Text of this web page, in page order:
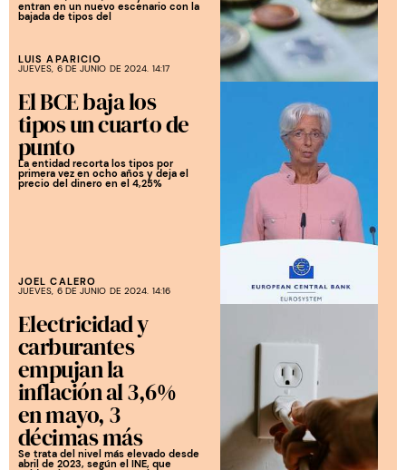
entran en un nuevo escenario con la
bajada de tipos del
LUIS APARICIO
JUEVES, 6 DE JUNIO DE 2024. 14:17
El BCE baja los
tipos un cuarto de
punto
La entidad recorta los tipos por
primera vez en ocho años y deja el
precio del dinero en el 4,25%
JOEL CALERO
JUEVES, 6 DE JUNIO DE 2024. 14:16
Electricidad y
carburantes
empujan la
inflación al 3,6%
en mayo, 3
décimas más
Se trata del nivel más elevado desde
abril de 2023, según el INE, que